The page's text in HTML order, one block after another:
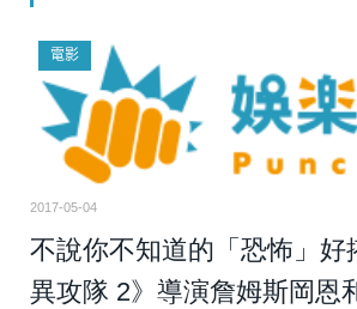
電影
2017-05-04
不說你不知道的「恐怖」好
異攻隊 2》導演詹姆斯岡恩